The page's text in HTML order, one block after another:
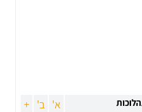
א' ב' +